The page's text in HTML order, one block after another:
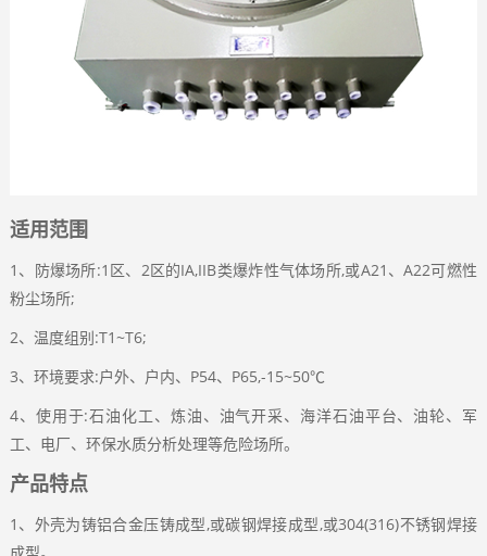
适用范围
1、防爆场所:1区、2区的IA,IIB类爆炸性气体场所,或A21、A22可燃性
粉尘场所;
2、温度组别:T1~T6;
3、环境要求:户外、户内、P54、P65,-15~50℃
4、使用于:石油化工、炼油、油气开采、海洋石油平台、油轮、军
工、电厂、环保水质分析处理等危险场所。
产品特点
1、外壳为铸铝合金压铸成型,或碳钢焊接成型,或304(316)不锈钢焊接